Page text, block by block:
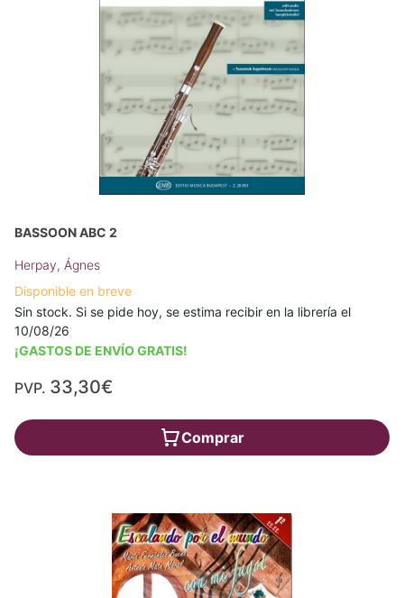
BASSOON ABC 2
Herpay, Ágnes
Disponible en breve
Sin stock. Si se pide hoy, se estima recibir en la librería el
10/08/26
¡GASTOS DE ENVÍO GRATIS!
PVP. 33,30€
Comprar